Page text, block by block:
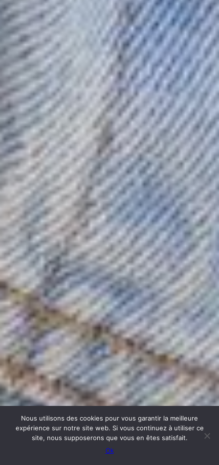
Nous utilisons des cookies pour vous garantir la meilleure
expérience sur notre site web. Si vous continuez à utiliser ce
site, nous supposerons que vous en êtes satisfait.
Ok